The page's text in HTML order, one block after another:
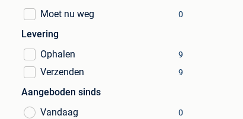
Moet nu weg
0
Levering
Ophalen
9
Verzenden 9
Aangeboden sinds
Vandaag
0